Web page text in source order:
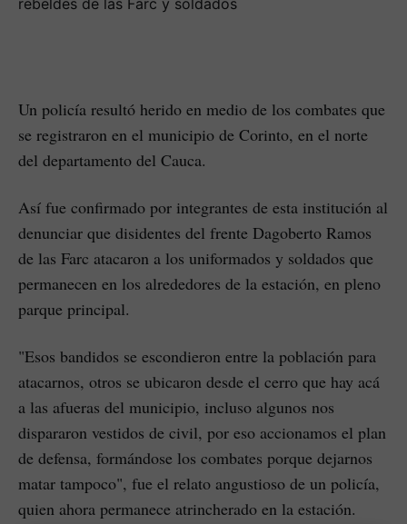
Un policía resultó herido en medio de los combates que
se registraron en el municipio de Corinto, en el norte
del departamento del Cauca.
Así fue confirmado por integrantes de esta institución al
denunciar que disidentes del frente Dagoberto Ramos
de las Farc atacaron a los uniformados y soldados que
permanecen en los alrededores de la estación, en pleno
parque principal.
"Esos bandidos se escondieron entre la población para
atacarnos, otros se ubicaron desde el cerro que hay acá
a las afueras del municipio, incluso algunos nos
dispararon vestidos de civil, por eso accionamos el plan
de defensa, formándose los combates porque dejarnos
matar tampoco", fue el relato angustioso de un policía,
quien ahora permanece atrincherado en la estación.